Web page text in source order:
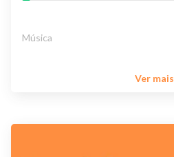
Música
Ver mais